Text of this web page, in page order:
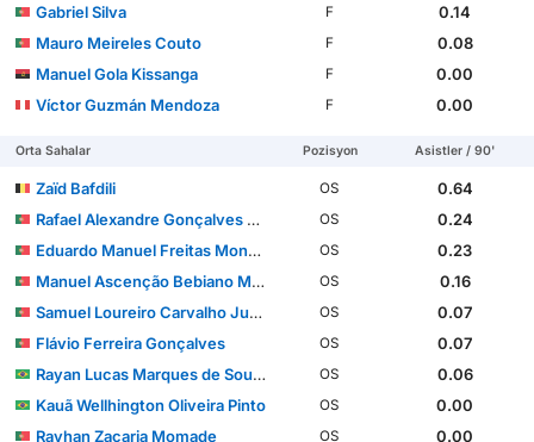
Gabriel Silva
F
0.14
Mauro Meireles Couto
F
0.08
Manuel Gola Kissanga
F
0.00
Víctor Guzmán Mendoza
F 0.00
Orta Sahalar Pozisyon Asistler / 90'
Zaïd Bafdili OS
0.64
Rafael Alexandre Gonçalves Besugo
OS
0.24
Eduardo Manuel Freitas Monteiro Ferreira Felicíssimo
OS
0.23
Manuel Ascenção Bebiano Mendonça
OS
0.16
Samuel Loureiro Carvalho Justo
OS
0.07
Flávio Ferreira Gonçalves
OS
0.07
Rayan Lucas Marques de Souza
OS
0.06
Kauã Wellhington Oliveira Pinto
OS
0.00
Rayhan Zacaria Momade
OS 0.00